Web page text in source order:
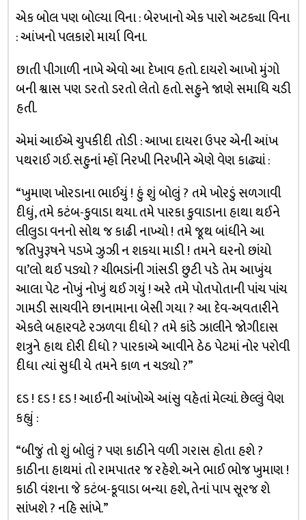
એક બોલ પણ બોલ્યા વિના : બેરખાનો એક પારો અટક્યા વિના
: આંખનો પલકારો માર્યા વિના.
છાતી પીગાળી નાખે એવો આ દેખાવ હતો. દાયરો આખો મુંગો
બની શ્વાસ પણ ડરતો ડરતો લેતો હતો. સહુને જાણે સમાધિ ચડી
હતી.
એમાં આઈએ ચુપકીદી તોડી : આખા દાયરા ઉપર એની આંખ
પથરાઈ ગઈ. સહુનાં મ્હોં નિરખી નિરખીને એણે વેણ કાઢ્યાં :
“ખુમાણ ખોરડાના ભાઈયું ! હું શું બોલું ? તમે ખોરડું સળગાવી
દીધું, તમે કટંબ-કુવાડા થયા. તમે પારકા કુવાડાના હાથા થઈને
લીલુડા વનનો સોથ જ કાઢી નાખ્યો ! તમે જૂથ બાંધીને આ
જતિપુરૂષને પડખે ઝુઝી ન શકયા માડી ! તમને ઘરનો છાંયો
વા’લો થઈ પડ્યો ? ચીભડાંની ગાંસડી છુટી પડે તેમ આખુંય
આલા પેટ નોખું નોખું થઈ ગયું ! અરે તમે પોતપોતાની પાંચ પાંચ
ગામડી સાચવીને છાનામાના બેસી ગયા ? આ દેવ-અવતારીને
એકલે બહારવટે રઝળવા દીધો ? તમે કાંડે ઝાલીને જોગીદાસ
શત્રુને હાથ દોરી દીધો ? પારકાએ આવીને ઠેઠ પેટમાં નોર પરોવી
દીધા ત્યાં સુધી યે તમને કાળ ન ચડ્યો ?”
દડ ! દડ ! દડ ! આઈની આંખોએ આંસુ વહેતાં મેલ્યાં. છેલ્લું વેણ
કહ્યું :
“બીજું તો શું બોલું ? પણ કાઠીને વળી ગરાસ હોતા હશે ?
કાઠીના હાથમાં તો રામપાતર જ રહેશે. અને ભાઈ ભોજ ખુમાણ !
કાઠી વંશના જે કટંબ-કૂવાડા બન્યા હશે, તેનાં પાપ સૂરજ શે
સાંખશે ? નહિ સાંખે.”